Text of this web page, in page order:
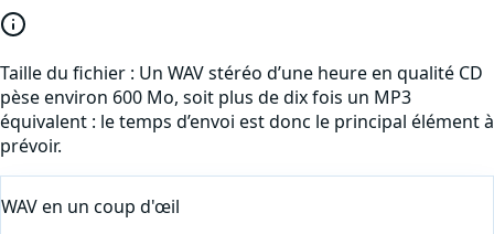
Taille du fichier : Un WAV stéréo d’une heure en qualité CD
pèse environ 600 Mo, soit plus de dix fois un MP3
équivalent : le temps d’envoi est donc le principal élément à
prévoir.
WAVen un coup d'œil